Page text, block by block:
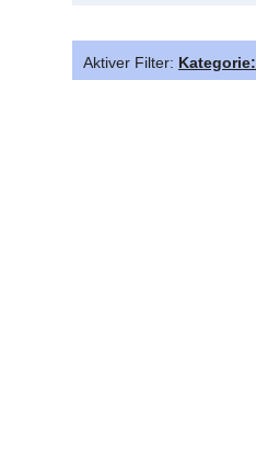
Aktiver Filter: Kategorie: